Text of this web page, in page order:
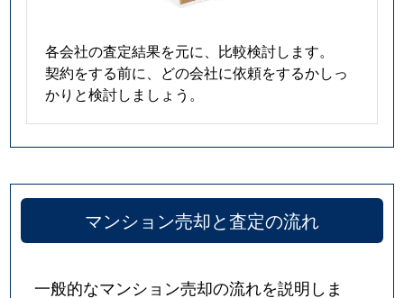
各会社の査定結果を元に、比較検討します。
契約をする前に、どの会社に依頼をするかしっ
かりと検討しましょう。
マンション売却と査定の流れ
一般的なマンション売却の流れを説明しま